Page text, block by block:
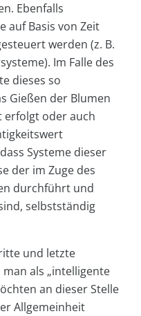
Ebenfalls
auf Basis von Zeit
werden (z. B.
Im Falle des
dieses so
Gießen der Blumen
erfolgt oder auch
Systeme dieser
der im Zuge des
durchführt und
selbstständig
und letzte
als „intelligente
an dieser Stelle
Allgemeinheit